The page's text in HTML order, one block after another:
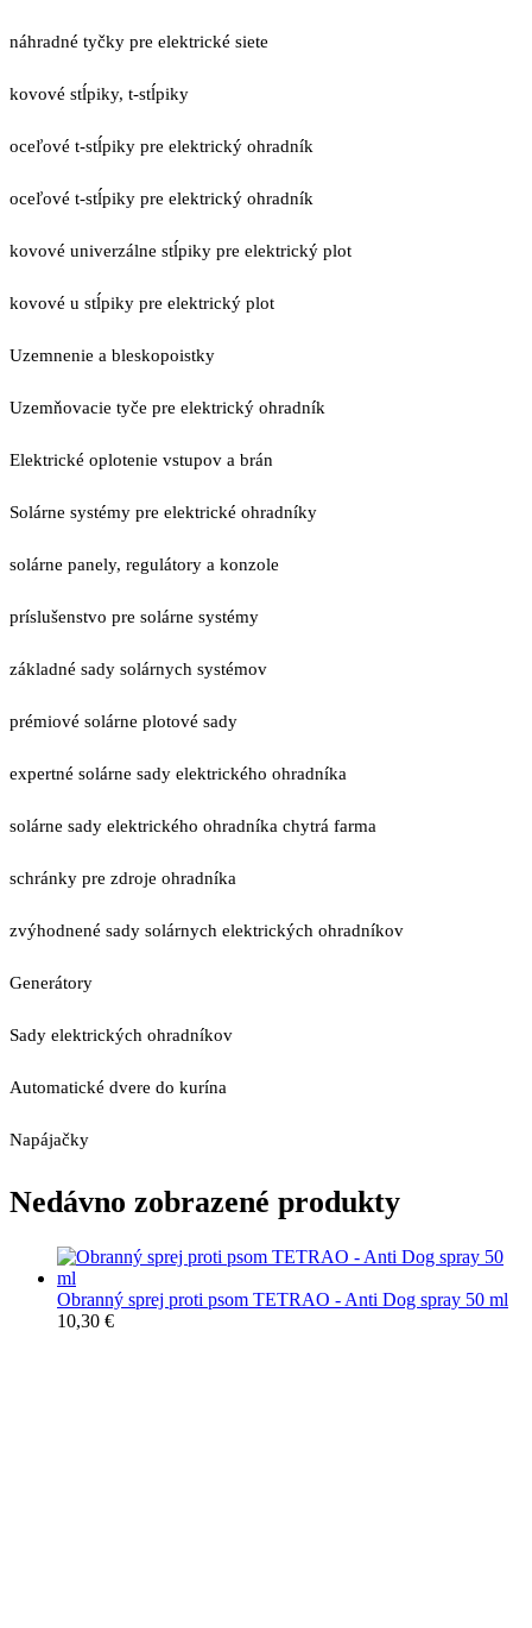
náhradné tyčky pre elektrické siete
kovové stĺpiky, t-stĺpiky
oceľové t-stĺpiky pre elektrický ohradník
oceľové t-stĺpiky pre elektrický ohradník
kovové univerzálne stĺpiky pre elektrický plot
kovové u stĺpiky pre elektrický plot
Uzemnenie a bleskopoistky
Uzemňovacie tyče pre elektrický ohradník
Elektrické oplotenie vstupov a brán
Solárne systémy pre elektrické ohradníky
solárne panely, regulátory a konzole
príslušenstvo pre solárne systémy
základné sady solárnych systémov
prémiové solárne plotové sady
expertné solárne sady elektrického ohradníka
solárne sady elektrického ohradníka chytrá farma
schránky pre zdroje ohradníka
zvýhodnené sady solárnych elektrických ohradníkov
Generátory
Sady elektrických ohradníkov
Automatické dvere do kurína
Napájačky
Nedávno zobrazené produkty
Obranný sprej proti psom TETRAO - Anti Dog spray 50 ml
10,30 €